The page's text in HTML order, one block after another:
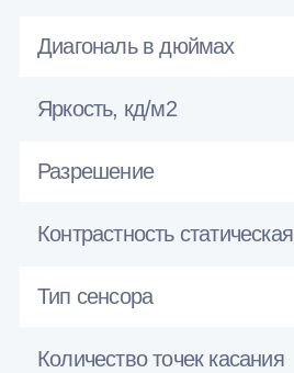
Диагональ в дюймах
Яркость, кд/м2
Разрешение
Контрастность статическая
Тип сенсора
Количество точек касания